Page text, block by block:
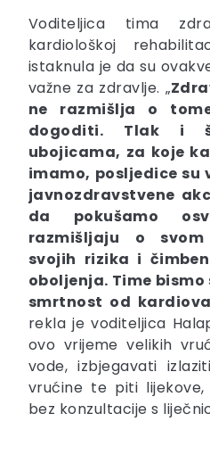
Voditeljica tima
kardiološkoj
istaknula je da su
važne za zdravlje. „
ne razmišlja o
dogoditi. Tlak i
ubojicama, za koje
imamo, posljedice su
javnozdravstvene
da pokušamo
razmišljaju o
svojih rizika i
oboljenja. Time
smrtnost od
rekla je voditeljica
ovo vrijeme velikih
vode, izbjegavati
vrućine te piti
bez konzultacije s